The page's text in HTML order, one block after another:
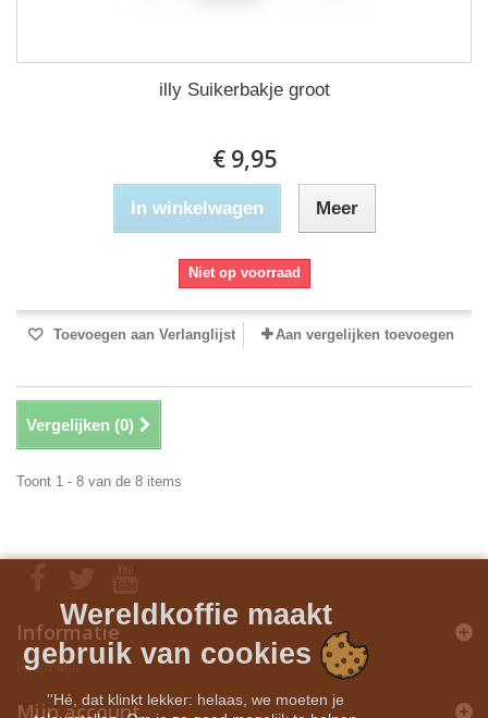
illy Suikerbakje groot
€ 9,95
In winkelwagen Meer
Niet op voorraad
Toevoegen aan Verlanglijst Aan vergelijken toevoegen
Vergelijken (0)
Toont 1 - 8 van de 8 items
Informatie
Informatie
Mijn account
Wereldkoffie maakt
gebruik van cookies
''Hé, dat klinkt lekker: helaas, we moeten je